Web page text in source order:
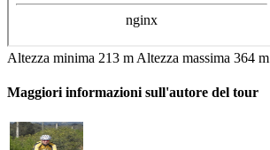
Altezza minima 213 m Altezza massima 364 m
Maggiori informazioni sull'autore del tour